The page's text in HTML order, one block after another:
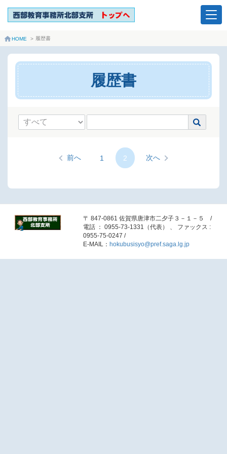
HOME > 履歴書
履歴書
前へ 1 2 次へ
〒 847-0861 佐賀県唐津市二夕子３－１－５ /
電話 ： 0955-73-1331（代表） 、 ファックス :
0955-75-0247 /
E-MAIL： hokubusisyo@pref.saga.lg.jp